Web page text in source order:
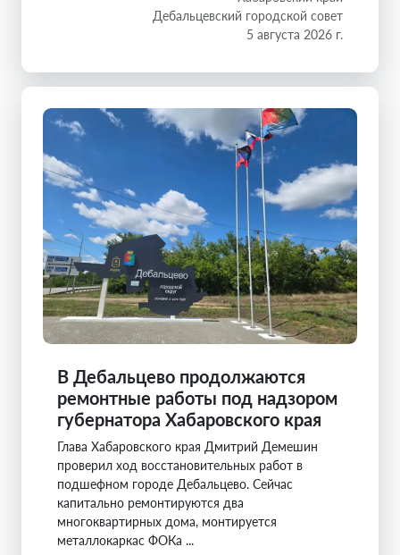
Дебальцевский городской совет
5 августа 2026 г.
В Дебальцево продолжаются
ремонтные работы под надзором
губернатора Хабаровского края
Глава Хабаровского края Дмитрий Демешин
проверил ход восстановительных работ в
подшефном городе Дебальцево. Сейчас
капитально ремонтируются два
многоквартирных дома, монтируется
металлокаркас ФОКа ...